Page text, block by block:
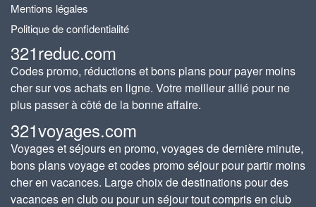
Mentions légales
Politique de confidentialité
321reduc.com
Codes promo, réductions et bons plans pour payer moins
cher sur vos achats en ligne. Votre meilleur allié pour ne
plus passer à côté de la bonne affaire.
321voyages.com
Voyages et séjours en promo, voyages de dernière minute,
bons plans voyage et codes promo séjour pour partir moins
cher en vacances. Large choix de destinations pour des
vacances en club ou pour un séjour tout compris en club